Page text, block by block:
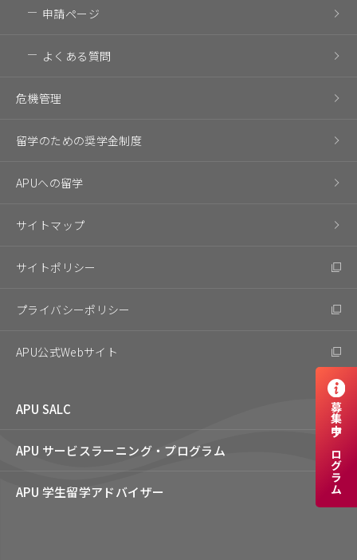
申請ページ
よくある質問
危機管理
留学のための奨学金制度
APUへの留学
サイトマップ
サイトポリシー
プライバシーポリシー
APU公式Webサイト
APU SALC
APU サービスラーニング・ プログラム
APU 学生留学アドバイザー 募集中プログラム